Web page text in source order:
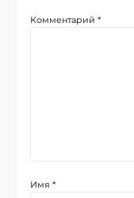
Комментарий*
Имя*